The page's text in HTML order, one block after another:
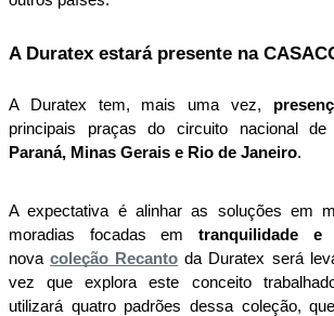
A Duratex estará presente na
A Duratex tem, mais uma vez,
principais praças do circuito nacional
Paraná, Minas Gerais e Rio de Janeiro.
A expectativa é alinhar as soluções em
moradias focadas em tranquilidade e
nova coleção Recanto da Duratex será
vez que explora este conceito
utilizará quatro padrões dessa coleção,